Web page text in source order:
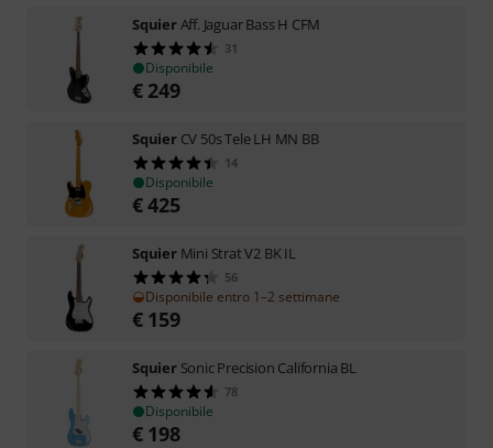
SquierAff. Jaguar Bass H CFM
31
Disponibile
€ 249
Squier CV 50s Tele LH MN BB
14
Disponibile
€425
Squier Mini Strat V2 BK IL
56
Disponibile entro 1–2 settimane
€ 159
Squier Sonic Precision California BL
78
Disponibile
€ 198